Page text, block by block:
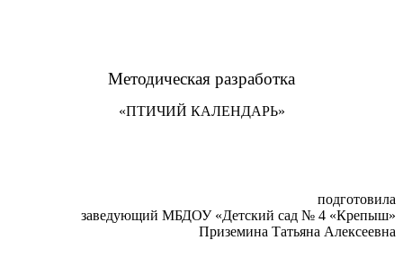
Методическая разработка
«ПТИЧИЙ КАЛЕНДАРЬ»
подготовила
заведующий МБДОУ «Детский сад № 4 «Крепыш»
Приземина Татьяна Алексеевна